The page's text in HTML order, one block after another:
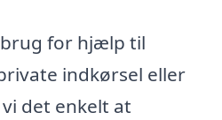
for hjælp til
indkørsel eller
det enkelt at